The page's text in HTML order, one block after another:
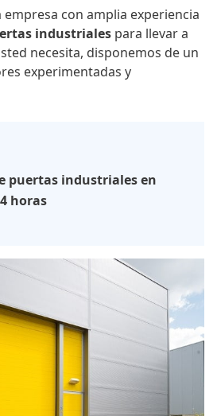
empresa con amplia experiencia
industriales para llevar a
necesita, disponemos de un
experimentadas y
puertas industriales en
horas